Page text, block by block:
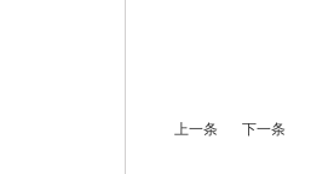
上一条 下一条